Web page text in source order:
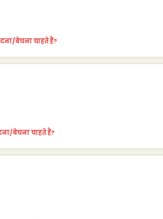
बेचना चाहते हैं?
बेचना चाहते हैं?